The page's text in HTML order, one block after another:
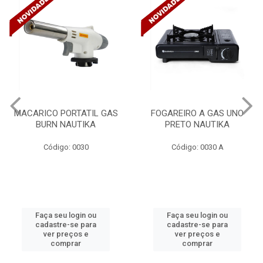
FOGAREIRO A GAS UNO
PRETO NAUTIKA
Código: 0030 A
Faça seu login ou
cadastre-se para
ver preços e
comprar
CANALETA 20X10X2M
C/DIVISORIA C/DUPLA FACE
Código: 4990
Faça seu login ou
cadastre-se para
ver preços e
comprar